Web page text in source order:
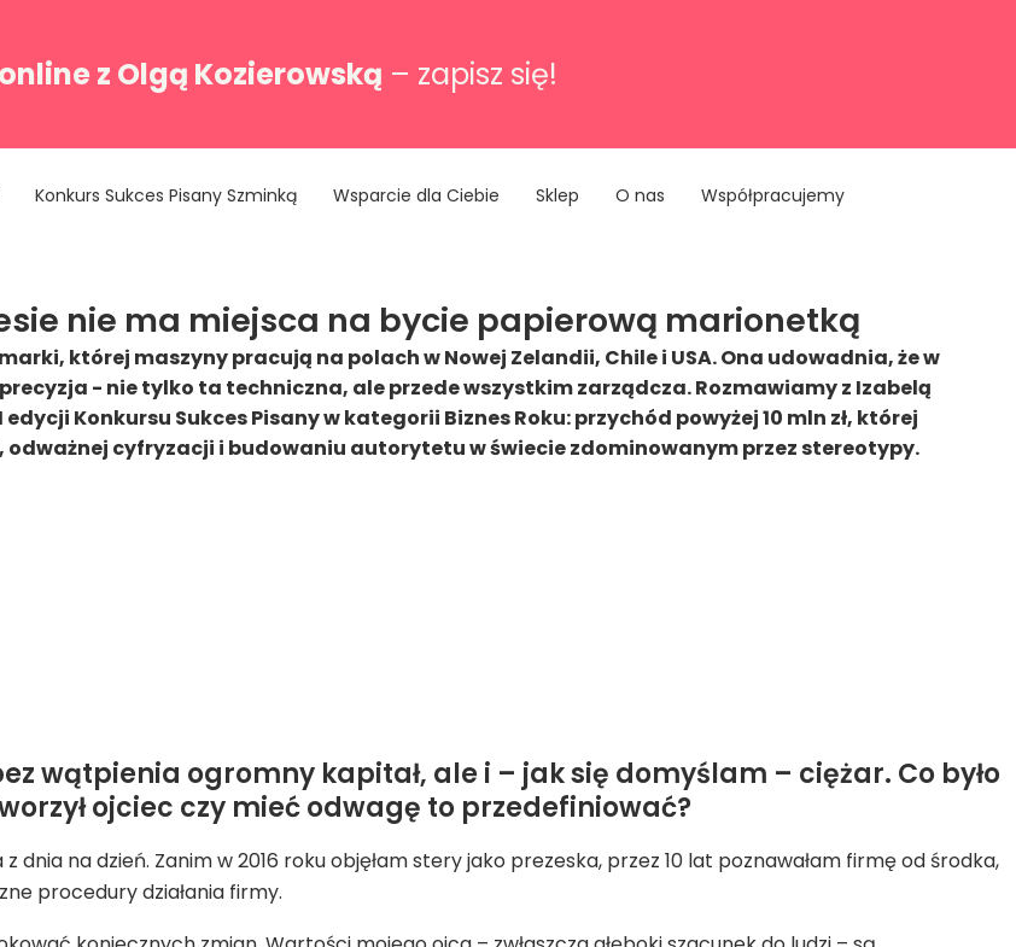
z Olgą Kozierowską – zapisz się!
Konkurs Sukces Pisany Szminką Wsparcie dla Ciebie Sklep O nas Współpracujemy
nie ma miejsca na bycie papierową marionetką
której maszyny pracują na polach w Nowej Zelandii, Chile i USA. Ona udowadnia, że w
- nie tylko ta techniczna, ale przede wszystkim zarządcza. Rozmawiamy z Izabelą
Konkursu Sukces Pisany w kategorii Biznes Roku: przychód powyżej 10 mln zł, której
odważnej cyfryzacji i budowaniu autorytetu w świecie zdominowanym przez stereotypy.
wątpienia ogromny kapitał, ale i – jak się domyślam – ciężar. Co było
ojciec czy mieć odwagę to przedefiniować?
dnia na dzień. Zanim w 2016 roku objęłam stery jako prezeska, przez 10 lat poznawałam firmę od środka,
procedury działania firmy.